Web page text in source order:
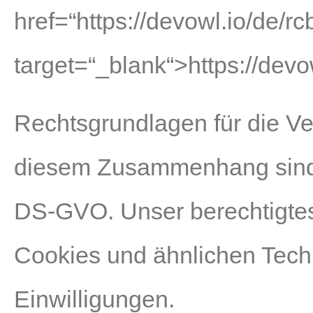
href=“https://devowl.io/de/
target=“_blank“>https://
Rechtsgrundlagen für die
diesem Zusammenhang
DS-GVO. Unser
Cookies und ähnlichen
Einwilligungen.